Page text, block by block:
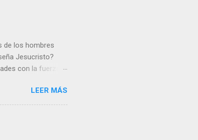
de los hombres
Jesucristo?
con la fuerza y
árbol sin frutos,
del sol abrasador
| Lecturas
LEER MÁS